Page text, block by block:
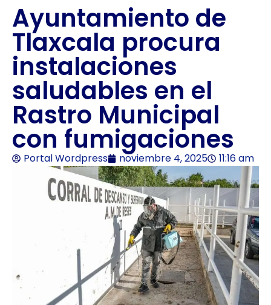
Ayuntamiento de
Tlaxcala procura
instalaciones
saludables en el
Rastro Municipal
con fumigaciones
Portal Wordpress noviembre 4, 2025 11:16 am